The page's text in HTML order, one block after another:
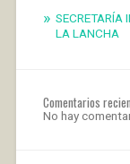
SECRETARÍA
LA LANCHA
Comentarios
No hay